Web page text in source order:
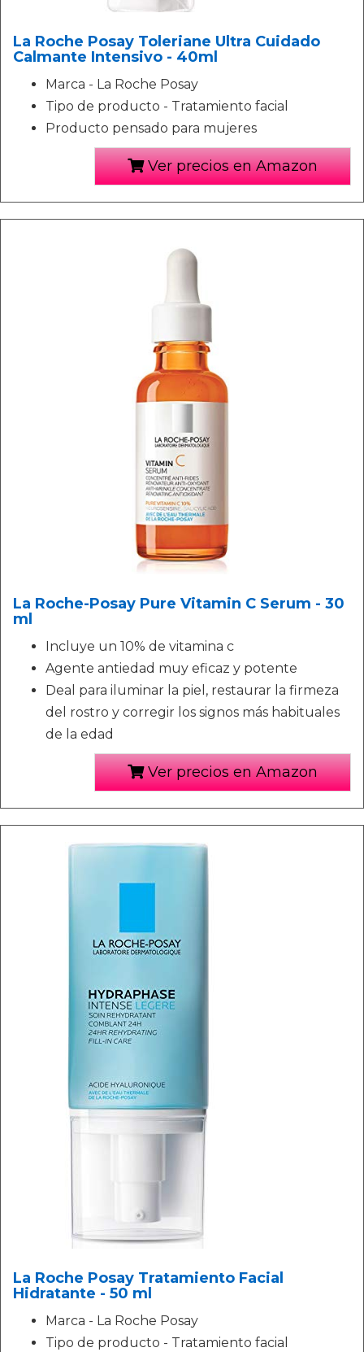
La Roche Posay Toleriane Ultra Cuidado
Calmante Intensivo - 40ml
Marca - La Roche Posay
Tipo de producto - Tratamiento facial
Producto pensado para mujeres
Ver precios en Amazon
La Roche-Posay Pure Vitamin C Serum - 30
ml
Incluye un 10% de vitamina c
Agente antiedad muy eficaz y potente
Deal para iluminar la piel, restaurar la firmeza
del rostro y corregir los signos más habituales
de la edad
Ver precios en Amazon
La Roche Posay Tratamiento Facial
Hidratante - 50 ml
Marca - La Roche Posay
Tipo de producto - Tratamiento facial